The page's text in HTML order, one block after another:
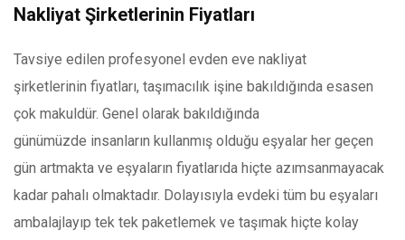
Nakliyat Şirketlerinin Fiyatları
Tavsiye edilen profesyonel evden eve nakliyat
şirketlerinin fiyatları, taşımacılık işine bakıldığında esasen
çok makuldür. Genel olarak bakıldığında
günümüzde insanların kullanmış olduğu eşyalar her geçen
gün artmakta ve eşyaların fiyatlarıda hiçte azımsanmayacak
kadar pahalı olmaktadır. Dolayısıyla evdeki tüm bu eşyaları
ambalajlayıp tek tek paketlemek ve taşımak hiçte kolay